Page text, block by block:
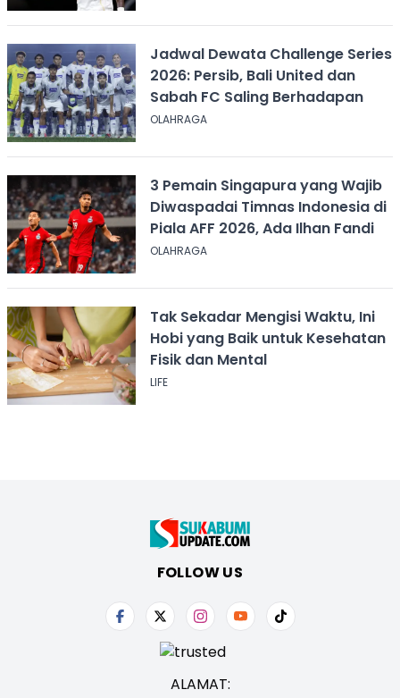
Jadwal Dewata Challenge Series
2026: Persib, Bali United dan
Sabah FC Saling Berhadapan
OLAHRAGA
3 Pemain Singapura yang Wajib
Diwaspadai Timnas Indonesia di
Piala AFF 2026, Ada Ilhan Fandi
OLAHRAGA
Tak Sekadar Mengisi Waktu, Ini
Hobi yang Baik untuk Kesehatan
Fisik dan Mental
LIFE
FOLLOW US
ALAMAT: